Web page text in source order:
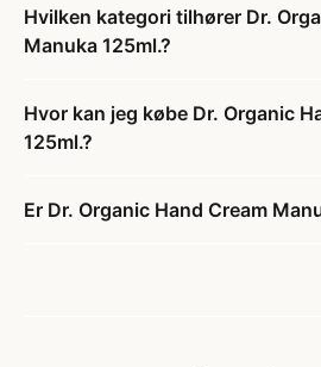
Hvilken kategori tilhører Dr.
Manuka 125ml.?
Hvor kan jeg købe Dr. Organic
125ml.?
Er Dr. Organic Hand Cream